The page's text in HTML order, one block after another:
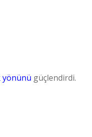
yönünü güçlendirdi.